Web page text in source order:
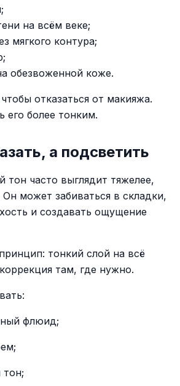
на всём веке;
мягкого контура;
обезвоженной коже.
отказаться от макияжа.
его более тонким.
а подсветить
тон часто выглядит тяжелее,
может забиваться в складки,
и создавать ощущение
тонкий слой на всё
там, где нужно.
флюид;